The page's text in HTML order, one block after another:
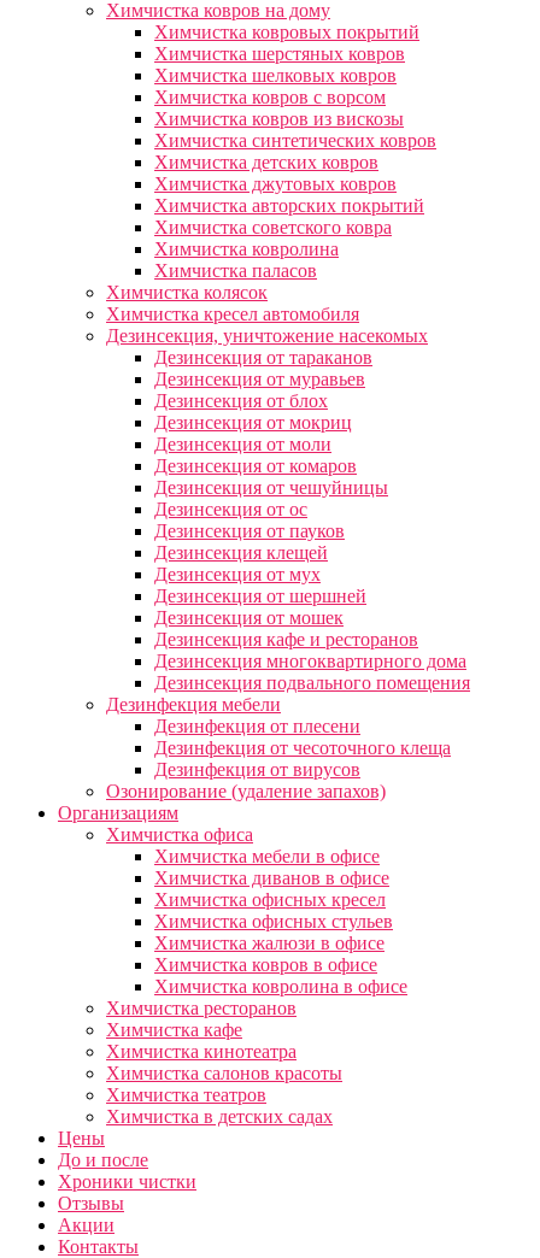
Химчистка ковров на дому
Химчистка ковровых покрытий
Химчистка шерстяных ковров
Химчистка шелковых ковров
Химчистка ковров с ворсом
Химчистка ковров из вискозы
Химчистка синтетических ковров
Химчистка детских ковров
Химчистка джутовых ковров
Химчистка авторских покрытий
Химчистка советского ковра
Химчистка ковролина
Химчистка паласов
Химчистка колясок
Химчистка кресел автомобиля
Дезинсекция, уничтожение насекомых
Дезинсекция от тараканов
Дезинсекция от муравьев
Дезинсекция от блох
Дезинсекция от мокриц
Дезинсекция от моли
Дезинсекция от комаров
Дезинсекция от чешуйницы
Дезинсекция от ос
Дезинсекция от пауков
Дезинсекция клещей
Дезинсекция от мух
Дезинсекция от шершней
Дезинсекция от мошек
Дезинсекция кафе и ресторанов
Дезинсекция многоквартирного дома
Дезинсекция подвального помещения
Дезинфекция мебели
Дезинфекция от плесени
Дезинфекция от чесоточного клеща
Дезинфекция от вирусов
Озонирование (удаление запахов)
Организациям
Химчистка офиса
Химчистка мебели в офисе
Химчистка диванов в офисе
Химчистка офисных кресел
Химчистка офисных стульев
Химчистка жалюзи в офисе
Химчистка ковров в офисе
Химчистка ковролина в офисе
Химчистка ресторанов
Химчистка кафе
Химчистка кинотеатра
Химчистка салонов красоты
Химчистка театров
Химчистка в детских садах
Цены
До и после
Хроники чистки
Отзывы
Акции
Контакты